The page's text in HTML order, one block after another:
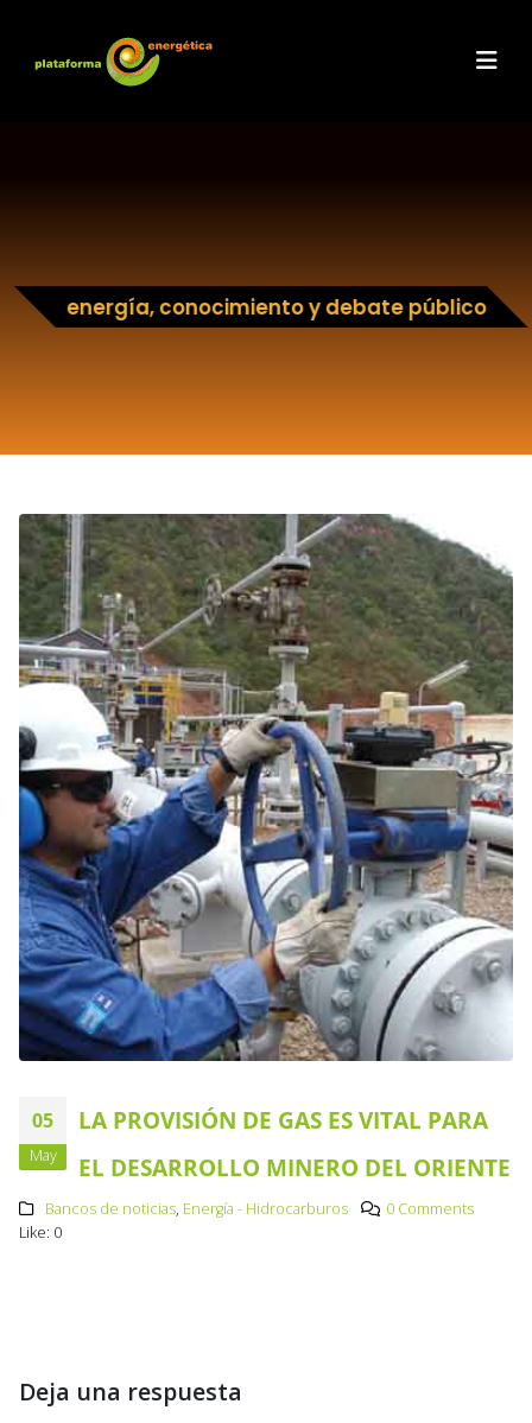
energía, conocimiento y debate público
05
May
LA PROVISIÓN DE GAS ES VITAL PARA
EL DESARROLLO MINERO DEL ORIENTE
Bancos de noticias, Energía - Hidrocarburos
0 Comments
Like: 0
Deja una respuesta